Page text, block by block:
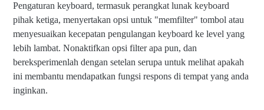
Pengaturan keyboard, termasuk perangkat lunak keyboard
pihak ketiga, menyertakan opsi untuk "memfilter" tombol atau
menyesuaikan kecepatan pengulangan keyboard ke level yang
lebih lambat. Nonaktifkan opsi filter apa pun, dan
bereksperimenlah dengan setelan serupa untuk melihat apakah
ini membantu mendapatkan fungsi respons di tempat yang anda
inginkan.